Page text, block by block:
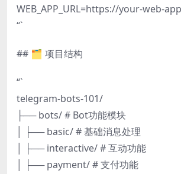
WEB_APP_URL=https://your-web-
“`
## 🗂️ 项目结构
“`
telegram-bots-101/
├── bots/ # Bot功能模块
│ ├── basic/ # 基础消息处理
│ ├── interactive/ # 互动功能
│ ├── payment/ # 支付功能